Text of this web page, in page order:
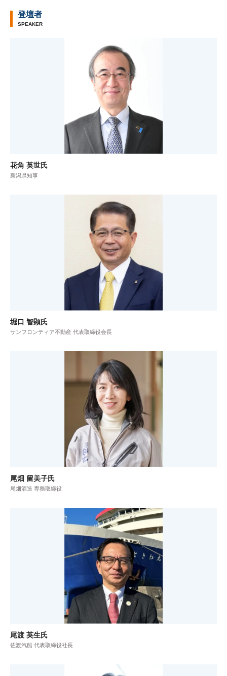
登壇者
SPEAKER
花角 英世氏
新潟県知事
堀口 智顕氏
サンフロンティア不動産 代表取締役会長
尾畑 留美子氏
尾畑酒造 専務取締役
尾渡 英生氏
佐渡汽船 代表取締役社長